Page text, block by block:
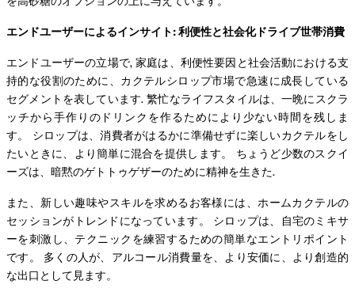
エンドユーザーによるインサイト: 利便性と社会化ドライブ世帯消費
エンドユーザーの立場で, 家庭は、利便性要因と社会活動における支
持的な役割のために、カクテルシロップ市場で急速に成長している
セグメントを表しています. 繁忙なライフスタイルは、一晩にスクラ
ッチから手作りのドリンクを作るためにより少ない時間を残しま
す。 シロップは、消費者がはるかに準備せずに楽しいカクテルをし
たいときに、より簡単に混合を提供します。 ちょうど少数のスクイ
ーズは、暗黙のゲトトゥゲザーのために精神を生きた.
また、新しい趣味やスキルを求めるお客様には、ホームカクテルの
セッションがトレンドになっています。 シロップは、自宅のミキサ
ーを刺激し、テクニックを練習するための簡単なエントリポイント
です。 多くの人が、アルコール消費量を、より安価に、より創造的
な出口として見ます。